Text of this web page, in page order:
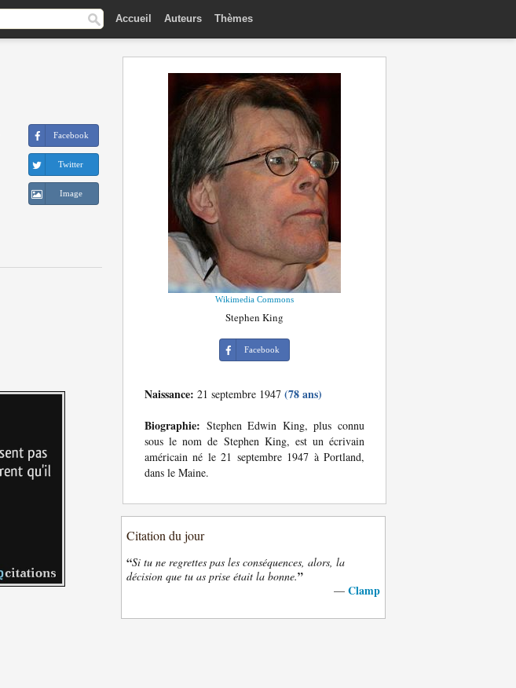
Accueil Auteurs Thèmes
Facebook
Twitter
Image
Wikimedia Commons
Stephen King
Facebook
Naissance: 21 septembre 1947 (78 ans)
Biographie: Stephen Edwin King, plus connu
sous le nom de Stephen King, est un écrivain
américain né le 21 septembre 1947 à Portland,
dans le Maine.
Citation du jour
“Si tu ne regrettes pas les conséquences, alors, la
décision que tu as prise était la bonne.”
— Clamp